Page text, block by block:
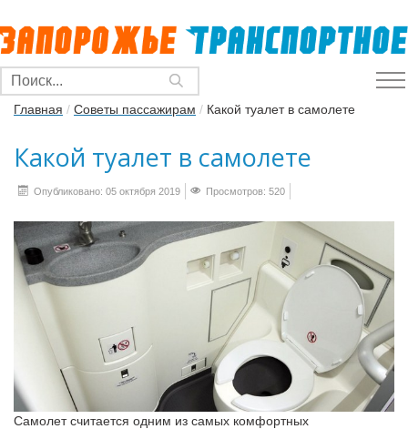
Главная / Советы пассажирам / Какой туалет в самолете
Какой туалет в самолете
Опубликовано: 05 октября 2019 Просмотров: 520
Самолет считается одним из самых комфортных